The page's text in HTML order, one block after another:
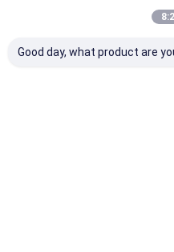
Mapa del Sitio
Ltd.. All
Good day, what product are